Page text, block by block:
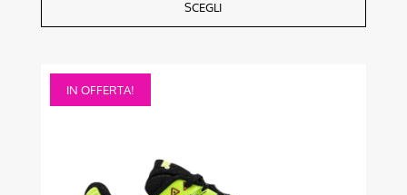
SCEGLI
IN OFFERTA!
Questo
prodotto